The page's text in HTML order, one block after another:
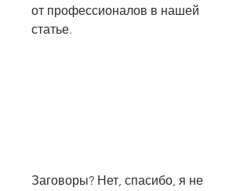
от профессионалов в нашей
статье.
Заговоры? Нет, спасибо, я не